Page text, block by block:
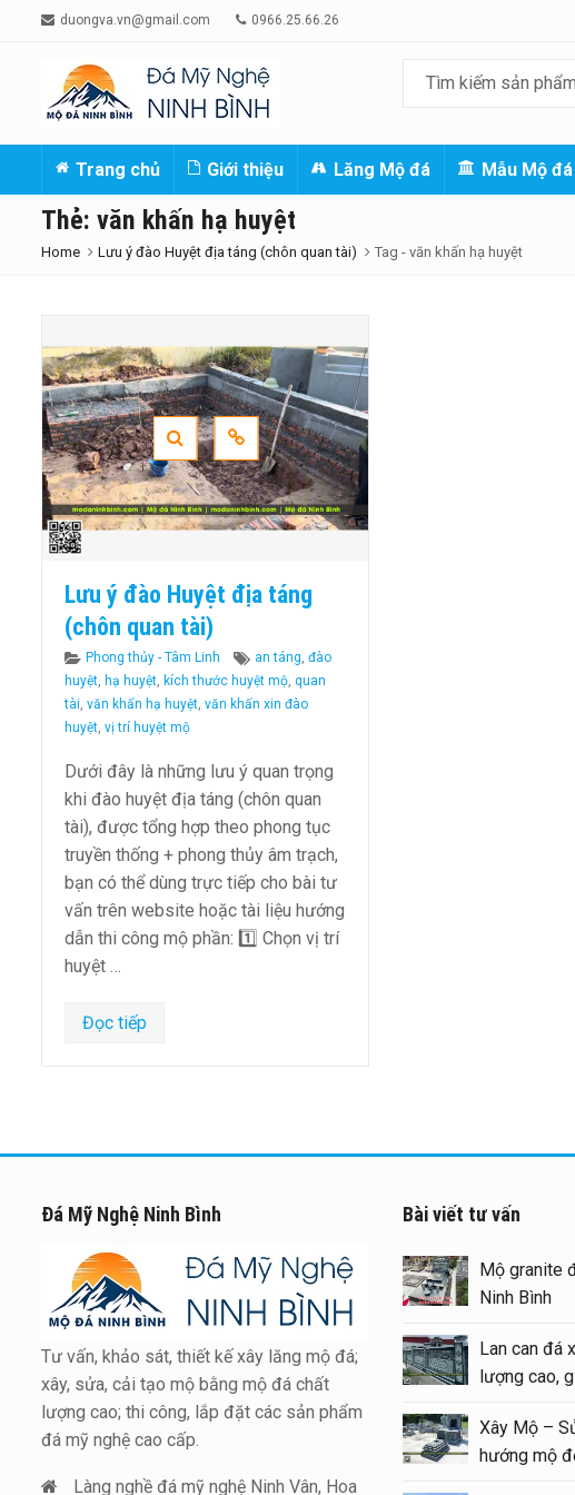
duongva.vn@gmail.com 0966.25.66.26
Trang chủ Giới thiệu Lăng Mộ đá Mẫu Mộ đá
Thẻ: văn khấn hạ huyệt
Home Lưu ý đào Huyệt địa táng (chôn quan tài) Tag - văn khấn hạ huyệt
Lưu ý đào Huyệt địa táng
(chôn quan tài)
Categories
Phong thủy - Tâm Linh Tags
an táng, đào
huyệt, hạ huyệt, kích thước huyệt mộ, quan
tài, văn khấn hạ huyệt, văn khấn xin đào
huyệt, vị trí huyệt mộ
Dưới đây là những lưu ý quan trọng
khi đào huyệt địa táng (chôn quan
tài), được tổng hợp theo phong tục
truyền thống + phong thủy âm trạch,
bạn có thể dùng trực tiếp cho bài tư
vấn trên website hoặc tài liệu hướng
dẫn thi công mộ phần: 1️⃣ Chọn vị trí
huyệt …
Đọc tiếp
Đá Mỹ Nghệ Ninh Bình
Tư vấn, khảo sát, thiết kế xây lăng mộ đá;
xây, sửa, cải tạo mộ bằng mộ đá chất
lượng cao; thi công, lắp đặt các sản phẩm
đá mỹ nghệ cao cấp.
Làng nghề đá mỹ nghệ Ninh Vân, Hoa
Bài viết tư vấn
Xây Lăng Mộ đá uy tín trên
toàn quốc – Đá Mỹ Nghệ Ninh
Bình
Báo giá xây Mộ đá đôi 1 mái
đẹp tại Ninh Bình cuối năm
Kinh nghiệm xây Mộ – sửa Mộ